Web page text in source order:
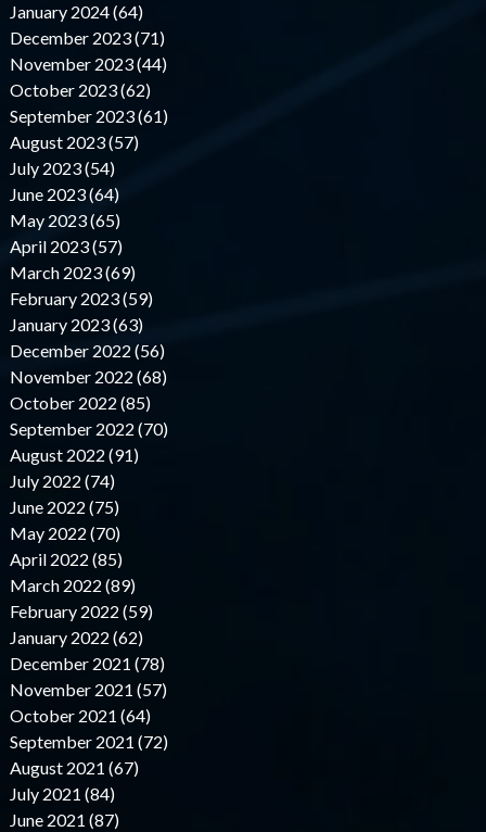
January 2024 (64)
December 2023 (71)
November 2023 (44)
October 2023 (62)
September 2023 (61)
August 2023 (57)
July 2023 (54)
June 2023 (64)
May 2023 (65)
April 2023 (57)
March 2023 (69)
February 2023 (59)
January 2023 (63)
December 2022 (56)
November 2022 (68)
October 2022 (85)
September 2022 (70)
August 2022 (91)
July 2022 (74)
June 2022 (75)
May 2022 (70)
April 2022 (85)
March 2022 (89)
February 2022 (59)
January 2022 (62)
December 2021 (78)
November 2021 (57)
October 2021 (64)
September 2021 (72)
August 2021 (67)
July 2021 (84)
June 2021 (87)